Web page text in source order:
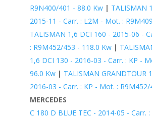
R9N400/401 - 88.0 Kw| TALISMAN
2015-11 - Carr. : L2M - Mot. :
TALISMAN 1,6 DCI 160 - 2015-06 -
: R9M452/453 - 118.0 Kw|
1,6 DCI 130 - 2016-03 - Carr. : KP -
96.0 Kw| TALISMAN GRANDTOUR
2016-03 - Carr. : KP - Mot. :
MERCEDES
C 180 D BLUE TEC - 2014-05 - Carr.